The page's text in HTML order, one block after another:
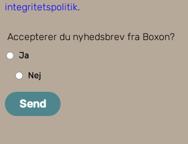
integritetspolitik.
Accepterer du nyhedsbrev fra Boxon?
Ja
Nej
Send